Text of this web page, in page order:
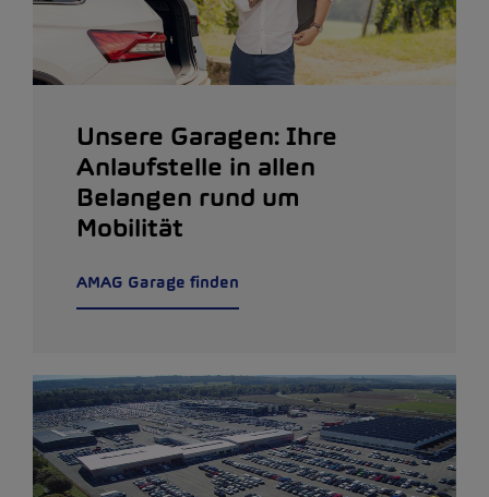
Unsere Garagen: Ihre
Anlaufstelle in allen
Belangen rund um
Mobilität
AMAG Garage finden